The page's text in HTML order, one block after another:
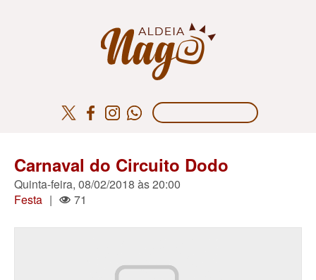
Carnaval do Circuito Dodo
Quinta-feira, 08/02/2018 às 20:00
Festa | 71